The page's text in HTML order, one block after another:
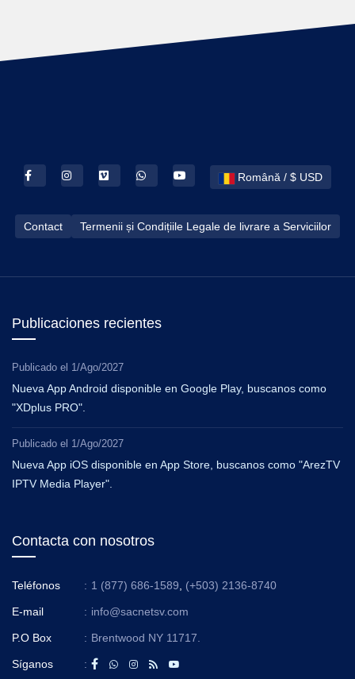
Română / $ USD
Contact Termenii și Condițiile Legale de livrare a Serviciilor
Publicaciones recientes
Publicado el 1/Ago/2027
Nueva App Android disponible en Google Play, buscanos como
"XDplus PRO".
Publicado el 1/Ago/2027
Nueva App iOS disponible en App Store, buscanos como "ArezTV
IPTV Media Player".
Contacta con nosotros
Teléfonos : 1 (877) 686-1589, (+503) 2136-8740
E-mail : info@sacnetsv.com
P.O Box : Brentwood NY 11717.
Síganos :